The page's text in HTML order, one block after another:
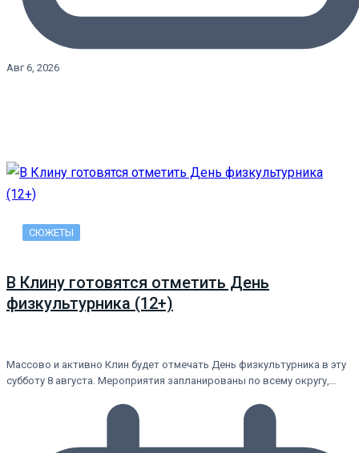
Авг 6, 2026
СЮЖЕТЫ
В Клину готовятся отметить День
физкультурника (12+)
Массово и активно Клин будет отмечать День физкультурника в эту
субботу 8 августа. Мероприятия запланированы по всему округу,…